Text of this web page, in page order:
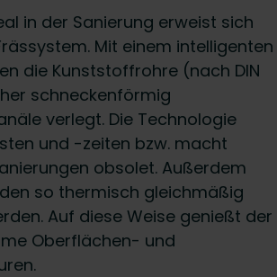
in der Sanierung erweist sich
Mit einem intelligenten
die Kunststoffrohre (nach DIN
schneckenförmig
verlegt. Die Technologie
und -zeiten bzw. macht
obsolet. Außerdem
so thermisch gleichmäßig
Auf diese Weise genießt der
Oberflächen- und